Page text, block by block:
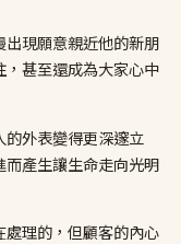
現願意親近他的新朋
甚至還成為大家心中
外表變得更深邃立
產生讓生命走向光明
理的，但顧客的內心